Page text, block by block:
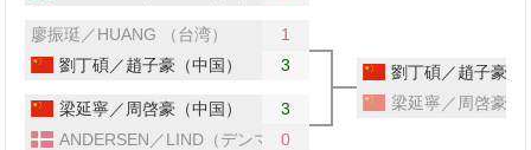
廖振珽／HUANG （台湾）
1
劉丁碩／趙子豪（中国）
3
梁延寧／周啓豪（中国）
3
ANDERSEN／LIND（デンマーク）
0
劉丁碩／趙子豪（
梁延寧／周啓豪（